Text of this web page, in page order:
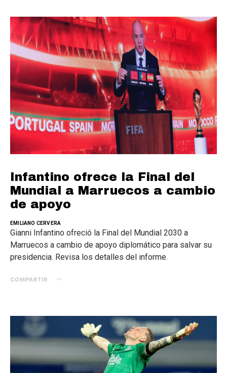
Infantino ofrece la Final del
Mundial a Marruecos a cambio
de apoyo
EMILIANO CERVERA
Gianni Infantino ofreció la Final del Mundial 2030 a
Marruecos a cambio de apoyo diplomático para salvar su
presidencia. Revisa los detalles del informe.
COMPARTIR